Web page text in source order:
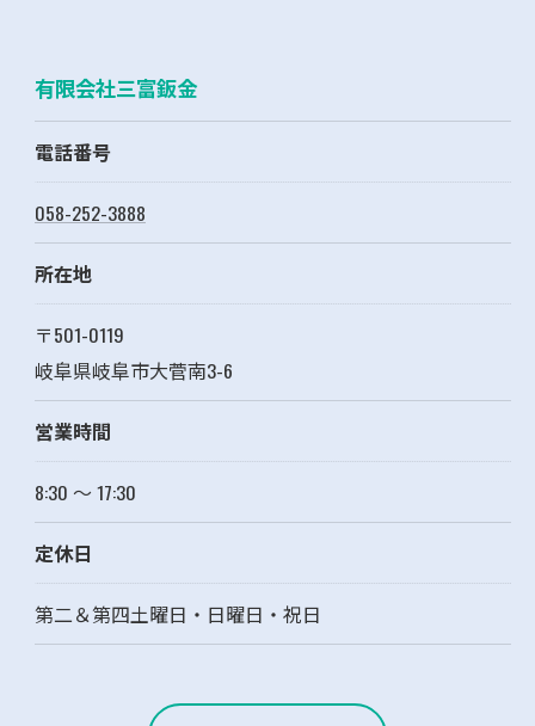
有限会社三富鈑金
電話番号
058-252-3888
所在地
〒501-0119
岐阜県岐阜市大菅南3-6
営業時間
8:30 〜 17:30
定休日
第二＆第四土曜日・日曜日・祝日